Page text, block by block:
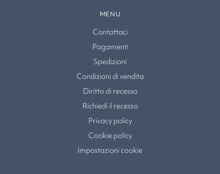
MENU
Contattaci
Pagamenti
Spedizioni
Condizioni di vendita
Diritto di recesso
Richiedi il recesso
Privacy policy
Cookie policy
Impostazioni cookie